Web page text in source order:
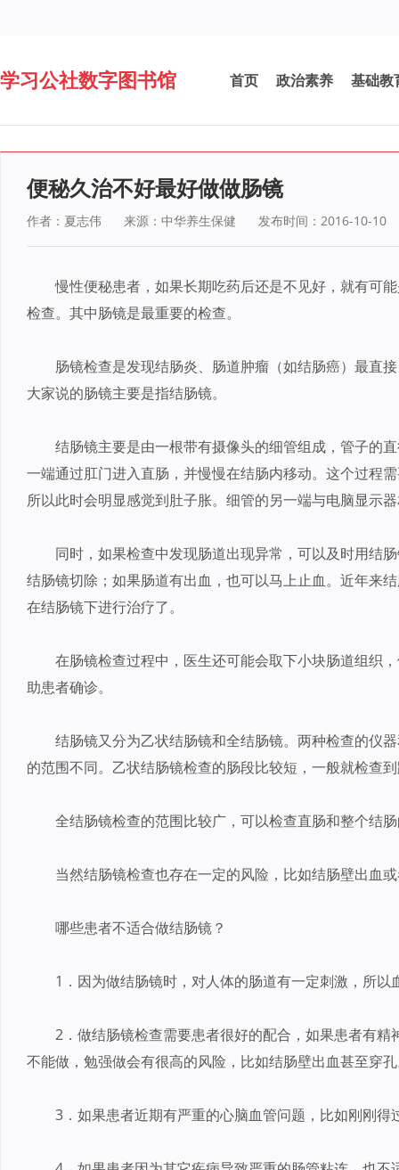
学习公社数字图书馆 首页 政治素养 基础教
便秘久治不好最好做做肠镜
作者：夏志伟 来源：中华养生保健 发布时间：2016-10-10
慢性便秘患者，如果长期吃药后还是不见好，就有可
检查。其中肠镜是最重要的检查。
肠镜检查是发现结肠炎、肠道肿瘤（如结肠癌）最直
大家说的肠镜主要是指结肠镜。
结肠镜主要是由一根带有摄像头的细管组成，管子的
一端通过肛门进入直肠，并慢慢在结肠内移动。这个过程
所以此时会明显感觉到肚子胀。细管的另一端与电脑显示
同时，如果检查中发现肠道出现异常，可以及时用结
结肠镜切除；如果肠道有出血，也可以马上止血。近年来
在结肠镜下进行治疗了。
在肠镜检查过程中，医生还可能会取下小块肠道组织
助患者确诊。
结肠镜又分为乙状结肠镜和全结肠镜。两种检查的仪
的范围不同。乙状结肠镜检查的肠段比较短，一般就检查
全结肠镜检查的范围比较广，可以检查直肠和整个结
当然结肠镜检查也存在一定的风险，比如结肠壁出血
哪些患者不适合做结肠镜？
1．因为做结肠镜时，对人体的肠道有一定刺激，所
2．做结肠镜检查需要患者很好的配合，如果患者有
不能做，勉强做会有很高的风险，比如结肠壁出血甚至穿
3．如果患者近期有严重的心脑血管问题，比如刚刚